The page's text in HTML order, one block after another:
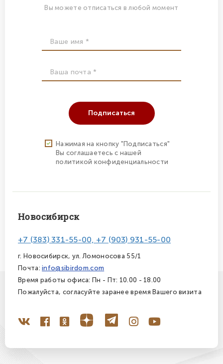
Вы можете отписаться в любой момент
Подписаться
Нажимая на кнопку "Подписаться"
Вы соглашаетесь с нашей
политикой конфиденциальности
Новосибирск
+7 (383) 331-55-00, +7 (903) 931-55-00
г. Новосибирск, ул. Ломоносова 55/1
Почта:info@sibirdom.com
Время работы офиса: Пн - Пт: 10.00 - 18.00
Пожалуйста, согласуйте заранее время Вашего визита